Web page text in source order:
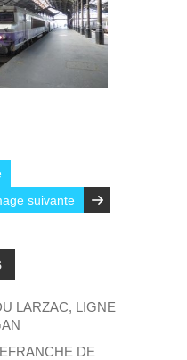
suivante
LARZAC, LIGNE
DE